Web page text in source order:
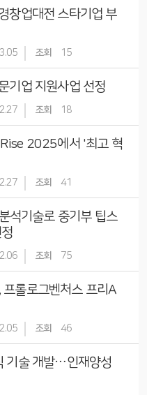
조회 15
기업 지원사업 선정
조회 18
2025에서 '최고 혁
조회 41
석기술로 중기부 팁스
조회 75
롤로그벤처스 프리A
조회 46
기술 개발…인재양성